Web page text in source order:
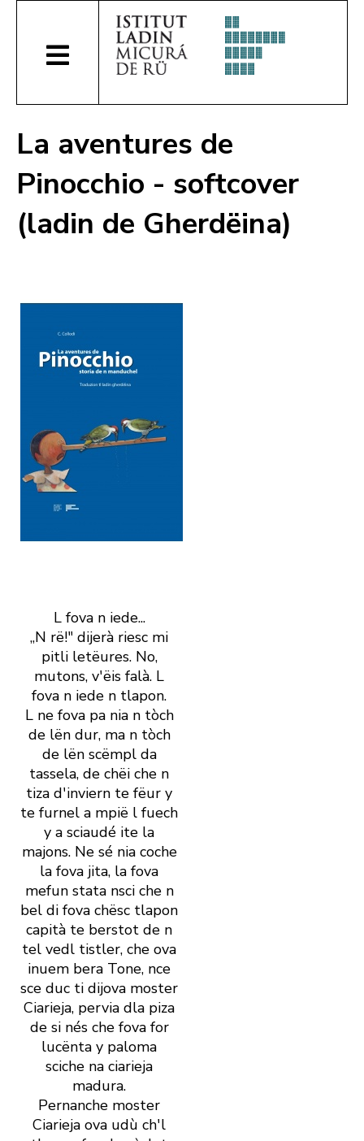
La aventures de
Pinocchio - softcover
(ladin de Gherdëina)
L fova n iede...
„N rë!" dijerà riesc mi
pitli letëures. No,
mutons, v' ëis falà. L
fova n iede n tlapon.
L ne fova pa nia n tòch
de lën dur, ma n tòch
de lën scëmpl da
tassela, de chëi che n
tiza d' inviern te fëur y
te furnel a mpië l fuech
y a sciaudé ite la
majons. Ne sé nia coche
la fova jita, la fova
mefun stata nsci che n
bel di fova chësc tlapon
capità te berstot de n
tel vedl tistler, che ova
inuem bera Tone, nce
sce duc ti dijova moster
Ciarieja, pervia dla piza
de si nés che fova for
lucënta y paloma
sciche na ciarieja
madura.
Pernanche moster
Ciarieja ova udù ch' l